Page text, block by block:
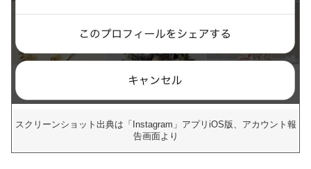
スクリーンショット出典は「Instagram」アプリiOS版、アカウント報
告画面より